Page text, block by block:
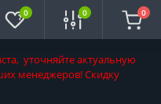
уточняйте актуальную
менеджеров! Скидку
0 0 0